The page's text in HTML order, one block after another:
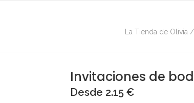
La Tienda de Olivia /
Invitaciones de
Desde 2.15 €